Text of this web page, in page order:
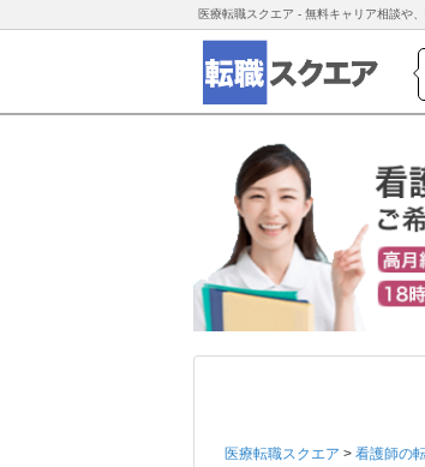
医療転職スクエア - 無料キャリア相談や
医療転職スクエア > 看護師の